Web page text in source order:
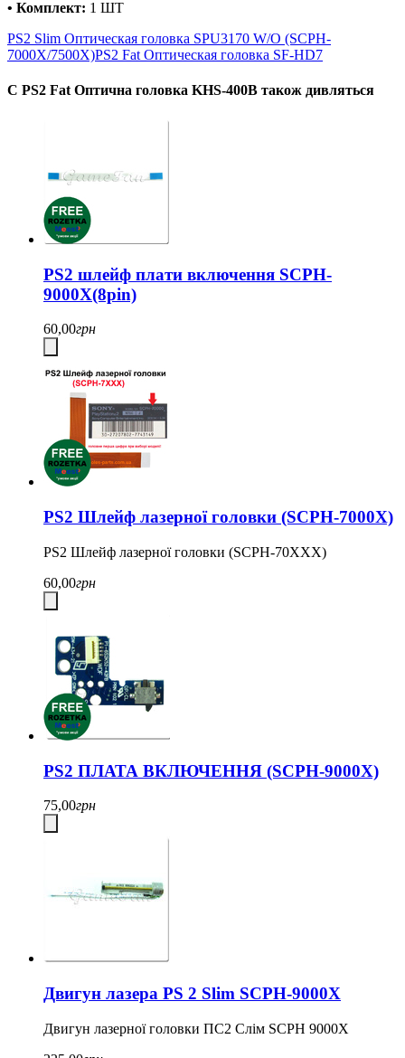
• Комплект: 1 ШТ
PS2 Slim Оптическая головка SPU3170 W/O (SCPH-
7000X/7500X)PS2 Fat Оптическая головка SF-HD7
С PS2 Fat Оптична головка KHS-400B також дивляться
PS2 шлейф плати включення SCPH-
9000X(8pin)
60,00грн
PS2 Шлейф лазерної головки (SCPH-7000X)
PS2 Шлейф лазерної головки (SCPH-70XXX)
60,00грн
PS2 ПЛАТА ВКЛЮЧЕННЯ (SCPH-9000Х)
75,00грн
Двигун лазера PS 2 Slim SCPH-9000X
Двигун лазерної головки ПС2 Слім SCPH 9000Х